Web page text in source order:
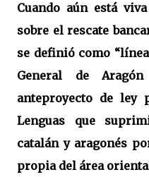
Cuando aún está
sobre el rescate
se definió como
General de
anteproyecto de ley
Lenguas que
catalán y aragonés
propia del área